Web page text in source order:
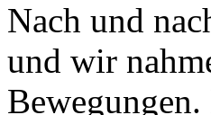
Nach und
und wir